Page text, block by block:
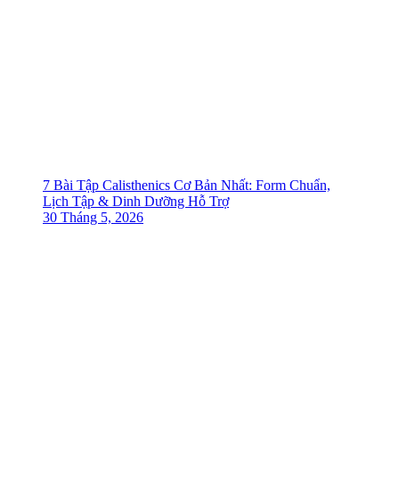
7 Bài Tập Calisthenics Cơ Bản Nhất: Form Chuẩn,
Lịch Tập & Dinh Dưỡng Hỗ Trợ
30 Tháng 5, 2026